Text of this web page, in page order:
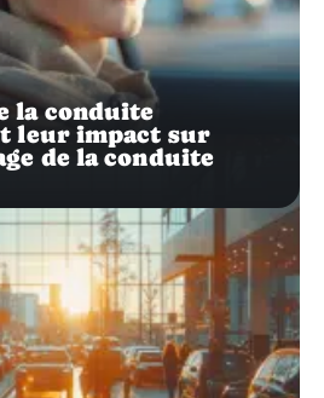
la conduite
leur impact sur
de la conduite